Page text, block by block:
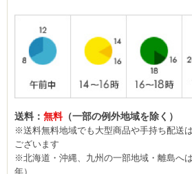
送料： 無料（一部の例外地域を除く）
※送料無料地域でも大型商品や手持ち配送
ございます
※北海道・沖縄、九州の一部地域・離島へ
年）